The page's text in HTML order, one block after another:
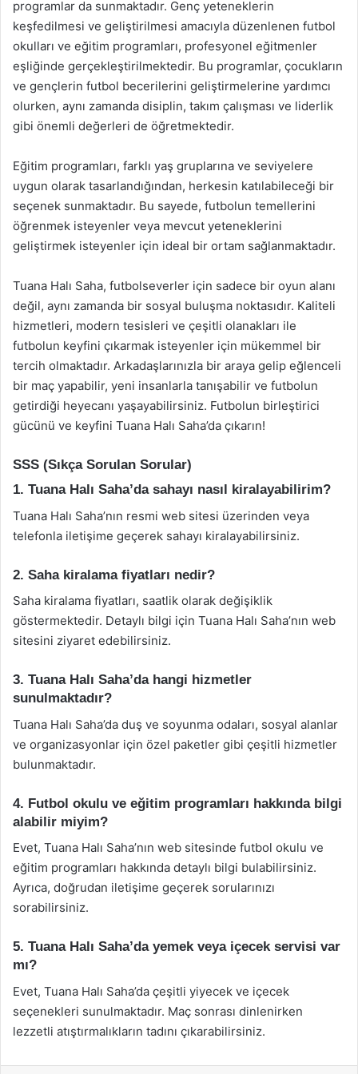
programlar da sunmaktadır. Genç yeteneklerin
keşfedilmesi ve geliştirilmesi amacıyla düzenlenen futbol
okulları ve eğitim programları, profesyonel eğitmenler
eşliğinde gerçekleştirilmektedir. Bu programlar, çocukların
ve gençlerin futbol becerilerini geliştirmelerine yardımcı
olurken, aynı zamanda disiplin, takım çalışması ve liderlik
gibi önemli değerleri de öğretmektedir.
Eğitim programları, farklı yaş gruplarına ve seviyelere
uygun olarak tasarlandığından, herkesin katılabileceği bir
seçenek sunmaktadır. Bu sayede, futbolun temellerini
öğrenmek isteyenler veya mevcut yeteneklerini
geliştirmek isteyenler için ideal bir ortam sağlanmaktadır.
Tuana Halı Saha, futbolseverler için sadece bir oyun alanı
değil, aynı zamanda bir sosyal buluşma noktasıdır. Kaliteli
hizmetleri, modern tesisleri ve çeşitli olanakları ile
futbolun keyfini çıkarmak isteyenler için mükemmel bir
tercih olmaktadır. Arkadaşlarınızla bir araya gelip eğlenceli
bir maç yapabilir, yeni insanlarla tanışabilir ve futbolun
getirdiği heyecanı yaşayabilirsiniz. Futbolun birleştirici
gücünü ve keyfini Tuana Halı Saha’da çıkarın!
SSS (Sıkça Sorulan Sorular)
1. Tuana Halı Saha’da sahayı nasıl kiralayabilirim?
Tuana Halı Saha’nın resmi web sitesi üzerinden veya
telefonla iletişime geçerek sahayı kiralayabilirsiniz.
2. Saha kiralama fiyatları nedir?
Saha kiralama fiyatları, saatlik olarak değişiklik
göstermektedir. Detaylı bilgi için Tuana Halı Saha’nın web
sitesini ziyaret edebilirsiniz.
3. Tuana Halı Saha’da hangi hizmetler
sunulmaktadır?
Tuana Halı Saha’da duş ve soyunma odaları, sosyal alanlar
ve organizasyonlar için özel paketler gibi çeşitli hizmetler
bulunmaktadır.
4. Futbol okulu ve eğitim programları hakkında bilgi
alabilir miyim?
Evet, Tuana Halı Saha’nın web sitesinde futbol okulu ve
eğitim programları hakkında detaylı bilgi bulabilirsiniz.
Ayrıca, doğrudan iletişime geçerek sorularınızı
sorabilirsiniz.
5. Tuana Halı Saha’da yemek veya içecek servisi var
mı?
Evet, Tuana Halı Saha’da çeşitli yiyecek ve içecek
seçenekleri sunulmaktadır. Maç sonrası dinlenirken
lezzetli atıştırmalıkların tadını çıkarabilirsiniz.